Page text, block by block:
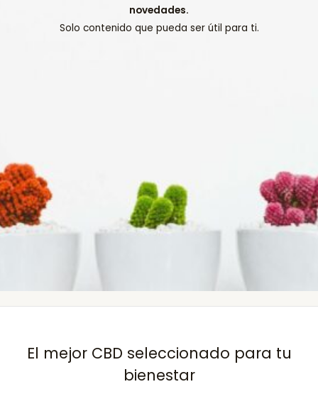
novedades.
Solo contenido que pueda ser útil para ti.
El mejor CBD seleccionado para tu
bienestar